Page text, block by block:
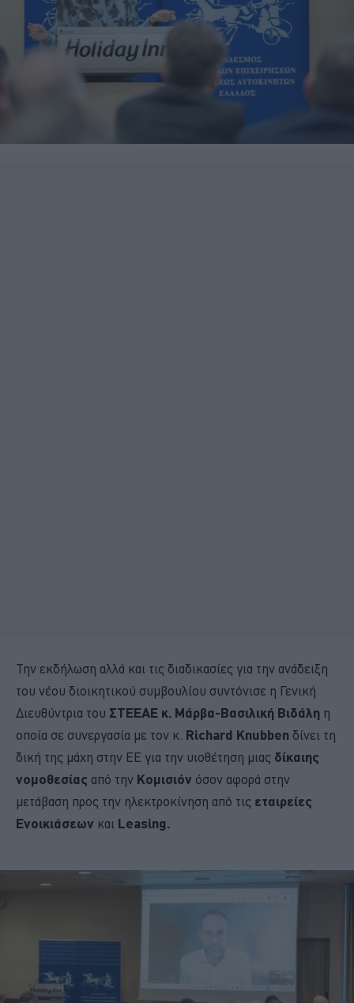
Την εκδήλωση αλλά και τις διαδικασίες για την ανάδειξη
του νέου διοικητικού συμβουλίου συντόνισε η Γενική
Διευθύντρια του ΣΤΕΕΑΕ κ. Μάρβα-Βασιλική Βιδάλη η
οποία σε συνεργασία με τον κ. Richard Knubben δίνει τη
δική της μάχη στην ΕΕ για την υιοθέτηση μιας δίκαιης
νομοθεσίας από την Κομισιόν όσον αφορά στην
μετάβαση προς την ηλεκτροκίνηση από τις εταιρείες
Ενοικιάσεων και Leasing.